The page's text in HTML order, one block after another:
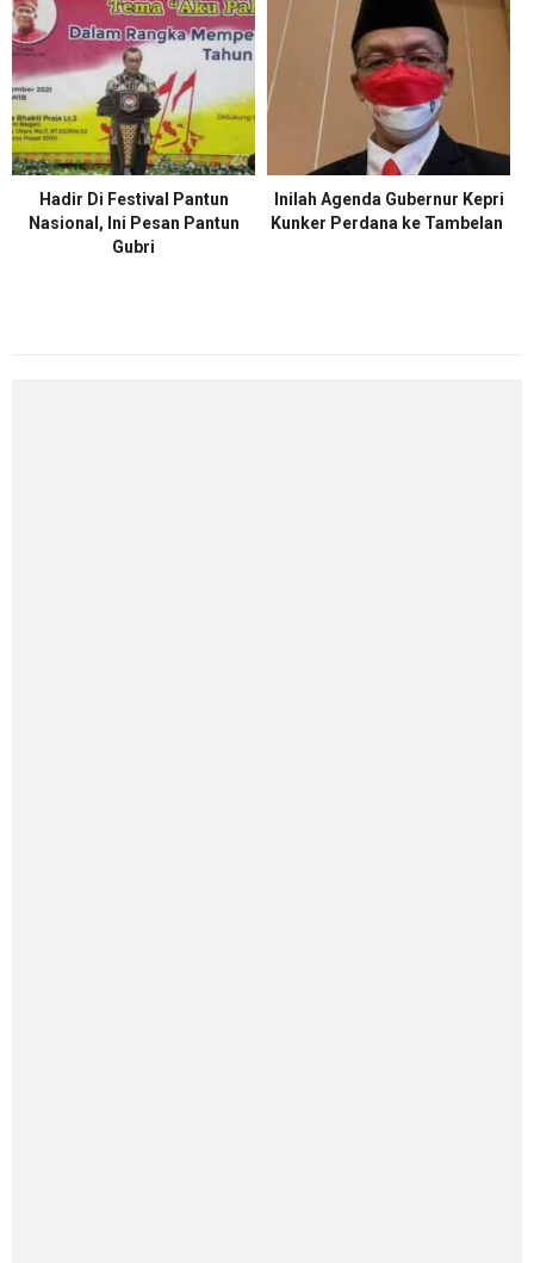
Hadir Di Festival Pantun
Nasional, Ini Pesan Pantun
Gubri
Inilah Agenda Gubernur Kepri
Kunker Perdana ke Tambelan